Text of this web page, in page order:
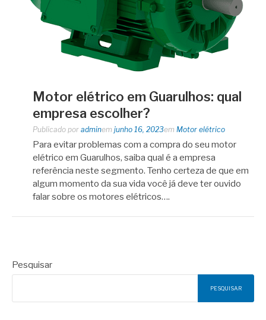
Motor elétrico em Guarulhos: qual
empresa escolher?
Publicado por adminem junho 16, 2023em Motor elétrico
Para evitar problemas com a compra do seu motor
elétrico em Guarulhos, saiba qual é a empresa
referência neste segmento. Tenho certeza de que em
algum momento da sua vida você já deve ter ouvido
falar sobre os motores elétricos….
Pesquisar
PESQUISAR